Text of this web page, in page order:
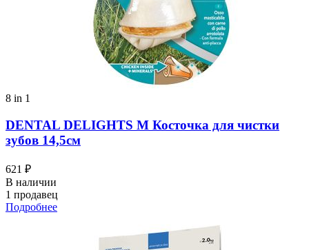
8 in 1
DENTAL DELIGHTS M Косточка для чистки
зубов 14,5см
621 ₽
В наличии
1 продавец
Подробнее